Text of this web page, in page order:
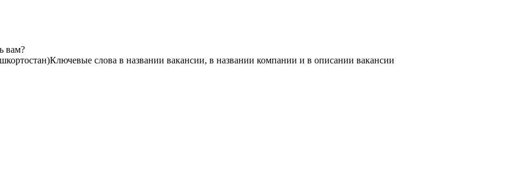
вам?
Ключевые слова в названии вакансии, в названии компании и в описании вакансии